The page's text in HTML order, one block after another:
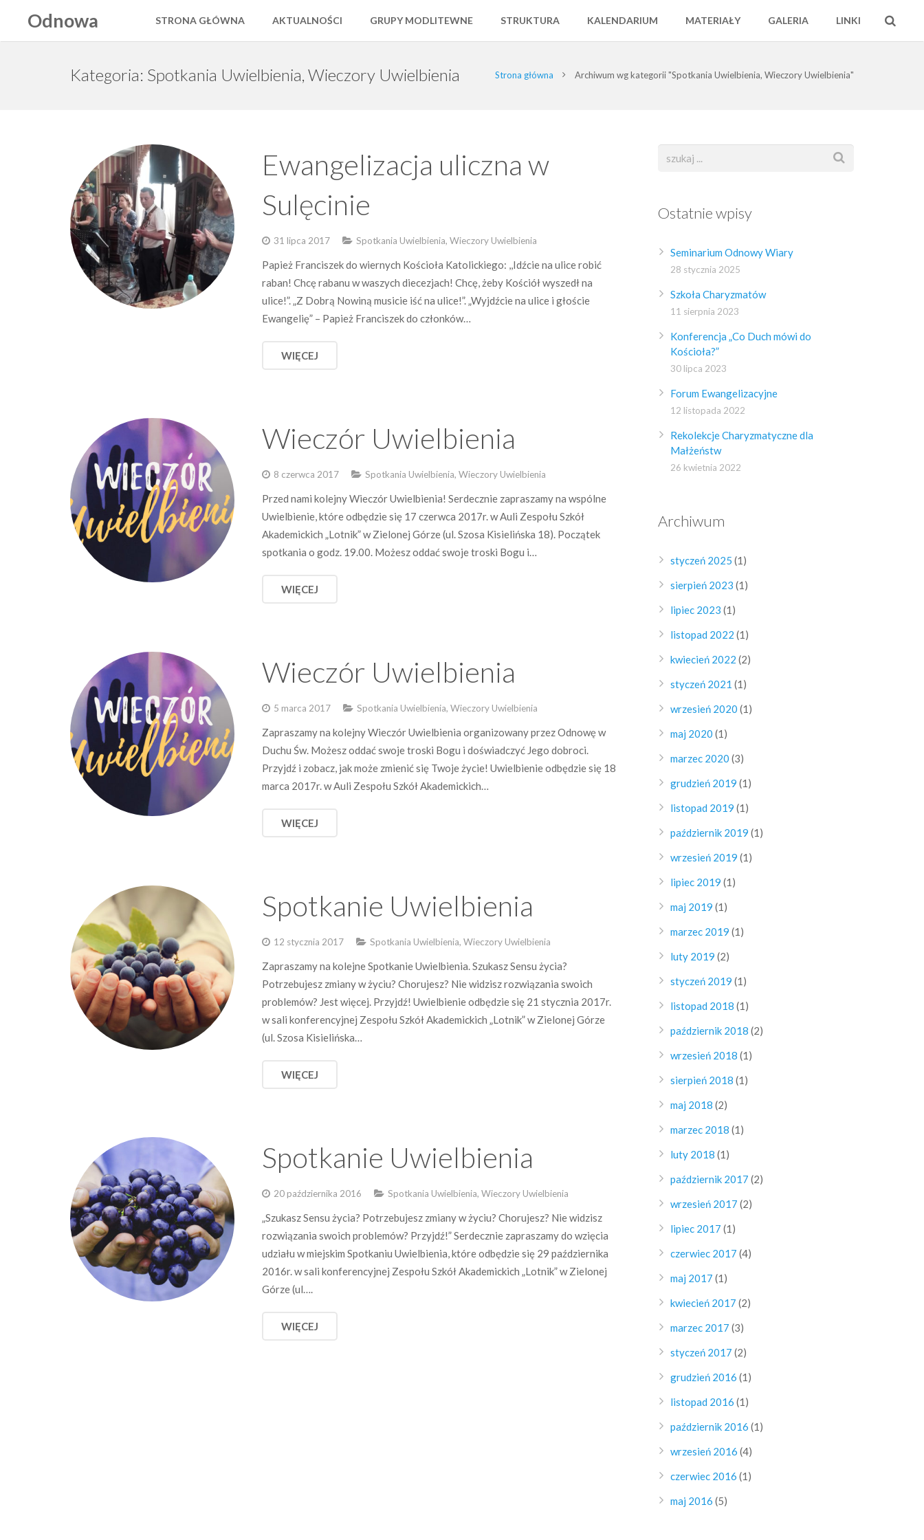
Odnowa STRONA GŁÓWNA AKTUALNOŚCI GRUPY MODLITEWNE STRUKTURA KALENDARIUM MATERIAŁY GALERIA LINKI
Kategoria: Spotkania Uwielbienia, Wieczory Uwielbienia Strona główna Archiwum wg kategorii "Spotkania Uwielbienia, Wieczory Uwielbienia"
Ewangelizacja uliczna w
Sulęcinie
31 lipca 2017 Spotkania Uwielbienia, Wieczory Uwielbienia
Papież Franciszek do wiernych Kościoła Katolickiego: ,,Idźcie na ulice robić
raban! Chcę rabanu w waszych diecezjach! Chcę, żeby Kościół wyszedł na
ulice!”. „Z Dobrą Nowiną musicie iść na ulice!”. „Wyjdźcie na ulice i głoście
Ewangelię” – Papież Franciszek do członków…
WIĘCEJ
Wieczór Uwielbienia
8 czerwca 2017 Spotkania Uwielbienia, Wieczory Uwielbienia
Przed nami kolejny Wieczór Uwielbienia! Serdecznie zapraszamy na wspólne
Uwielbienie, które odbędzie się 17 czerwca 2017r. w Auli Zespołu Szkół
Akademickich „Lotnik” w Zielonej Górze (ul. Szosa Kisielińska 18). Początek
spotkania o godz. 19.00. Możesz oddać swoje troski Bogu i…
WIĘCEJ
Wieczór Uwielbienia
5 marca 2017 Spotkania Uwielbienia, Wieczory Uwielbienia
Zapraszamy na kolejny Wieczór Uwielbienia organizowany przez Odnowę w
Duchu Św. Możesz oddać swoje troski Bogu i doświadczyć Jego dobroci.
Przyjdź i zobacz, jak może zmienić się Twoje życie! Uwielbienie odbędzie się 18
marca 2017r. w Auli Zespołu Szkół Akademickich…
WIĘCEJ
Spotkanie Uwielbienia
12 stycznia 2017 Spotkania Uwielbienia, Wieczory Uwielbienia
Zapraszamy na kolejne Spotkanie Uwielbienia. Szukasz Sensu życia?
Potrzebujesz zmiany w życiu? Chorujesz? Nie widzisz rozwiązania swoich
problemów? Jest więcej. Przyjdź! Uwielbienie odbędzie się 21 stycznia 2017r.
w sali konferencyjnej Zespołu Szkół Akademickich „Lotnik” w Zielonej Górze
(ul. Szosa Kisielińska…
WIĘCEJ
Spotkanie Uwielbienia
20 października 2016 Spotkania Uwielbienia, Wieczory Uwielbienia
„Szukasz Sensu życia? Potrzebujesz zmiany w życiu? Chorujesz? Nie widzisz
rozwiązania swoich problemów? Przyjdź!” Serdecznie zapraszamy do wzięcia
udziału w miejskim Spotkaniu Uwielbienia, które odbędzie się 29 października
2016r. w sali konferencyjnej Zespołu Szkół Akademickich „Lotnik” w Zielonej
Górze (ul….
WIĘCEJ
Ostatnie wpisy
Seminarium Odnowy Wiary
28 stycznia 2025
Szkoła Charyzmatów
11 sierpnia 2023
Konferencja „Co Duch mówi do
Kościoła?”
30 lipca 2023
Forum Ewangelizacyjne
12 listopada 2022
Rekolekcje Charyzmatyczne dla
Małżeństw
26 kwietnia 2022
Archiwum
styczeń 2025 (1)
sierpień 2023 (1)
lipiec 2023 (1)
listopad 2022 (1)
kwiecień 2022 (2)
styczeń 2021 (1)
wrzesień 2020 (1)
maj 2020 (1)
marzec 2020 (3)
grudzień 2019 (1)
listopad 2019 (1)
październik 2019 (1)
wrzesień 2019 (1)
lipiec 2019 (1)
maj 2019 (1)
marzec 2019 (1)
luty 2019 (2)
styczeń 2019 (1)
listopad 2018 (1)
październik 2018 (2)
wrzesień 2018 (1)
sierpień 2018 (1)
maj 2018 (2)
marzec 2018 (1)
luty 2018 (1)
październik 2017 (2)
wrzesień 2017 (2)
lipiec 2017 (1)
czerwiec 2017 (4)
maj 2017 (1)
kwiecień 2017 (2)
marzec 2017 (3)
styczeń 2017 (2)
grudzień 2016 (1)
listopad 2016 (1)
październik 2016 (1)
wrzesień 2016 (4)
czerwiec 2016 (1)
maj 2016 (5)